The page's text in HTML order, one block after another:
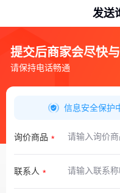
发送
提交后商家会尽快
请保持电话畅通
信息安全保护
询价商品
联系人